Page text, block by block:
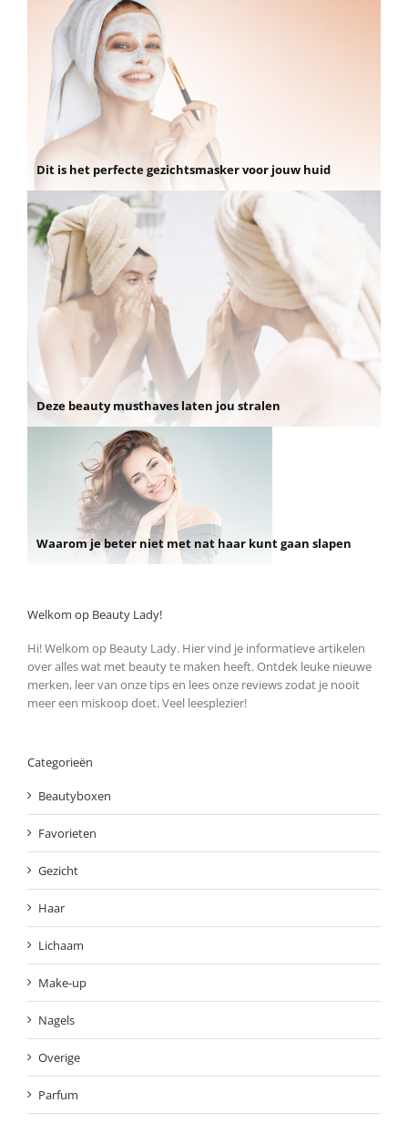
Dit is het perfecte gezichtsmasker voor jouw huid
Deze beauty musthaves laten jou stralen
Waarom je beter niet met nat haar kunt gaan slapen
Welkom op Beauty Lady!
Hi! Welkom op Beauty Lady. Hier vind je informatieve artikelen
over alles wat met beauty te maken heeft. Ontdek leuke nieuwe
merken, leer van onze tips en lees onze reviews zodat je nooit
meer een miskoop doet. Veel leesplezier!
Categorieën
Beautyboxen
Favorieten
Gezicht
Haar
Lichaam
Make-up
Nagels
Overige
Parfum